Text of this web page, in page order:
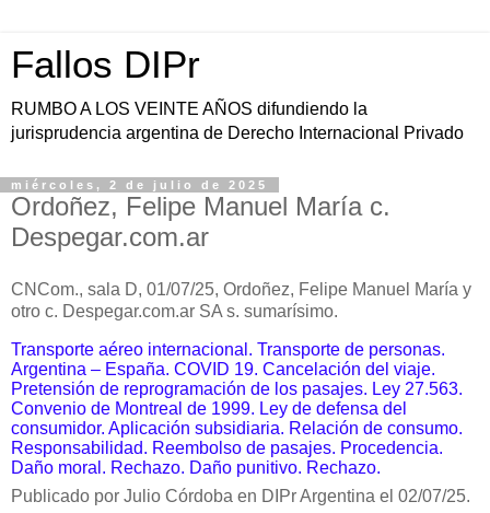
Fallos DIPr
RUMBO A LOS VEINTE AÑOS difundiendo la
jurisprudencia argentina de Derecho Internacional Privado
miércoles, 2 de julio de 2025
Ordoñez, Felipe Manuel María c.
Despegar.com.ar
CNCom., sala D, 01/07/25, Ordoñez, Felipe Manuel María y
otro c. Despegar.com.ar SA s. sumarísimo.
Transporte aéreo internacional. Transporte de personas.
Argentina – España. COVID 19. Cancelación del viaje.
Pretensión de reprogramación de los pasajes. Ley 27.563.
Convenio de Montreal de 1999. Ley de defensa del
consumidor. Aplicación subsidiaria. Relación de consumo.
Responsabilidad. Reembolso de pasajes. Procedencia.
Daño moral. Rechazo. Daño punitivo. Rechazo.
Publicado por Julio Córdoba en DIPr Argentina el 02/07/25.